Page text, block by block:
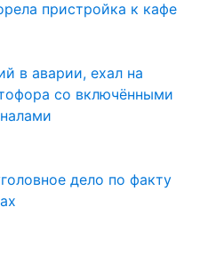
пристройка к кафе
в аварии, ехал на
со включёнными
дело по факту